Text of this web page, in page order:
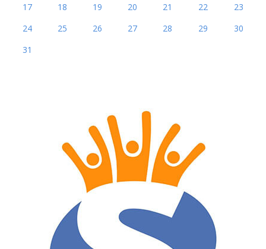
17
18 19 20 21 22
23
24
25 26 27 28 29
30
31